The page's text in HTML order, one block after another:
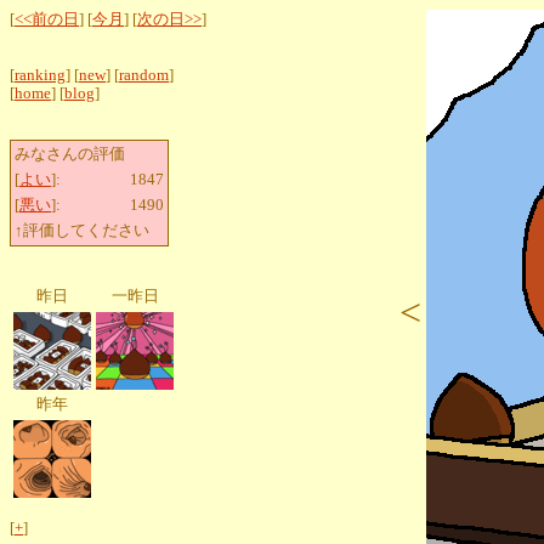
[<<前の日 ] [今月 ] [次の日>>]
[ranking] [new] [random]
[home] [blog]
みなさんの評価
[よい]:
1847
[悪い]:
1490
↑評価してください
昨日 一昨日
昨年
[+]
<